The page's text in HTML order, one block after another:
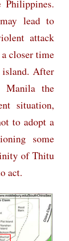
lead to
attack
closer time
After
Manila the
situation,
to adopt a
some
of Thitu
act.